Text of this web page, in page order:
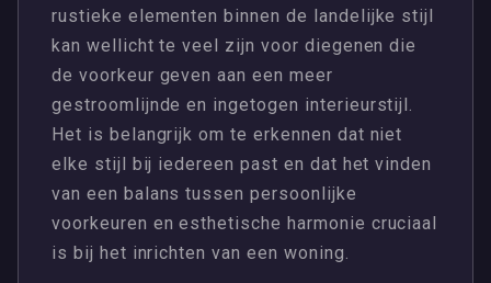
rustieke elementen binnen de landelijke stijl
kan wellicht te veel zijn voor diegenen die
de voorkeur geven aan een meer
gestroomlijnde en ingetogen interieurstijl.
Het is belangrijk om te erkennen dat niet
elke stijl bij iedereen past en dat het vinden
van een balans tussen persoonlijke
voorkeuren en esthetische harmonie cruciaal
is bij het inrichten van een woning.